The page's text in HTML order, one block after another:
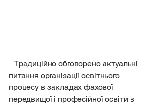
Традиційно обговорено актуальні
питання організації освітнього
процесу в закладах фахової
передвищої і професійної освіти в